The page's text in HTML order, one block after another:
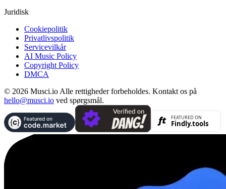
Juridisk
Cookiepolitik
Privatlivspolitik
Servicevilkår
AI Music Policy
Copyright Policy
DMCA
© 2026 Musci.io Alle rettigheder forbeholdes. Kontakt os på
hello@musci.io ved spørgsmål.